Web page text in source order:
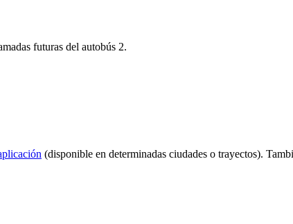
futuras del autobús 2.
(disponible en determinadas ciudades o trayectos).